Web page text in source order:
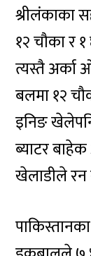
श्रीलंकाका
१२ चौका र
त्यस्तै अर्का
बलमा १२
इनिङ
ब्याटर
खेलाडीले